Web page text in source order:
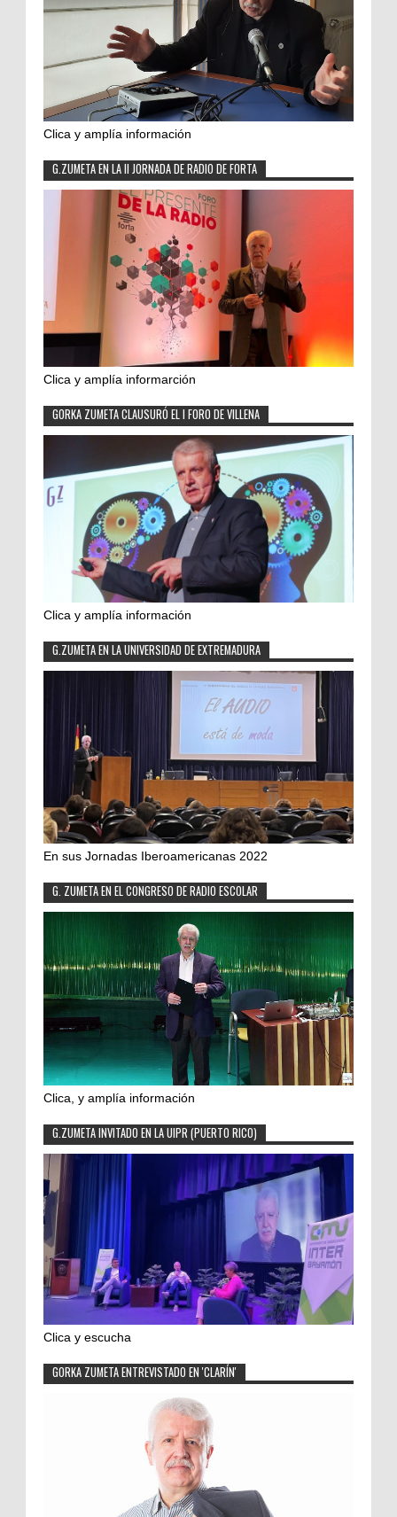
Clica y amplía información
G.ZUMETA EN LA II JORNADA DE RADIO DE FORTA
Clica y amplía informarción
GORKA ZUMETA CLAUSURÓ EL I FORO DE VILLENA
Clica y amplía información
G.ZUMETA EN LA UNIVERSIDAD DE EXTREMADURA
En sus Jornadas Iberoamericanas 2022
G. ZUMETA EN EL CONGRESO DE RADIO ESCOLAR
Clica, y amplía información
G.ZUMETA INVITADO EN LA UIPR (PUERTO RICO)
Clica y escucha
GORKA ZUMETA ENTREVISTADO EN 'CLARÍN'